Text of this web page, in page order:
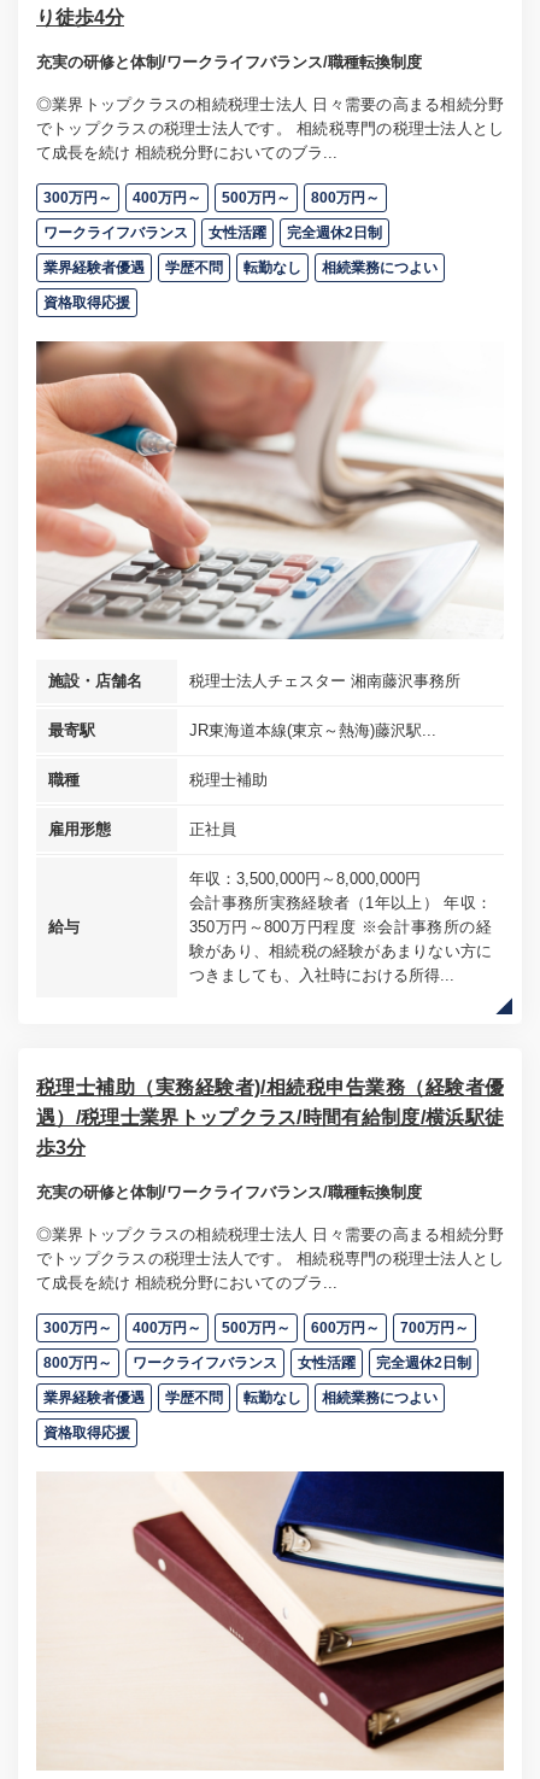
り徒歩4分
充実の研修と体制/ワークライフバランス/職種転換制度
◎業界トップクラスの相続税理士法人 日々需要の高まる相続分野
でトップクラスの税理士法人です。 相続税専門の税理士法人とし
て成長を続け 相続税分野においてのブラ...
300万円～ 400万円～ 500万円～ 800万円～
ワークライフバランス 女性活躍 完全週休2日制
業界経験者優遇 学歴不問 転勤なし 相続業務につよい
資格取得応援
施設・店舗名 税理士法人チェスター 湘南藤沢事務所
最寄駅 JR東海道本線(東京～熱海)藤沢駅...
職種 税理士補助
雇用形態 正社員
給与
年収：3,500,000円～8,000,000円
会計事務所実務経験者（1年以上） 年収：
350万円～800万円程度 ※会計事務所の経
験があり、相続税の経験があまりない方に
つきましても、入社時における所得...
税理士補助（実務経験者)/相続税申告業務（経験者優
遇）/税理士業界トップクラス/時間有給制度/横浜駅徒
歩3分
充実の研修と体制/ワークライフバランス/職種転換制度
◎業界トップクラスの相続税理士法人 日々需要の高まる相続分野
でトップクラスの税理士法人です。 相続税専門の税理士法人とし
て成長を続け 相続税分野においてのブラ...
300万円～ 400万円～ 500万円～ 600万円～ 700万円～
800万円～ ワークライフバランス 女性活躍 完全週休2日制
業界経験者優遇 学歴不問 転勤なし 相続業務につよい
資格取得応援